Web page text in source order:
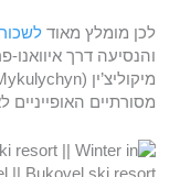
לכן מומלץ מאוד
מסורתיים האופייניים